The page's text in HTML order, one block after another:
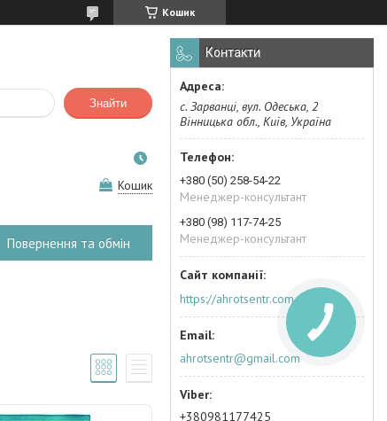
Кошик
Знайти
Кошик
Повернення та обмін
Контакти
с. Зарванці, вул. Одеська, 2
Вінницька обл., Київ, Україна
+380 (50) 258-54-22
Менеджер-консультант
+380 (98) 117-74-25
Менеджер-консультант
https://ahrotsentr.com.ua/ua/
ahrotsentr@gmail.com
+380981177425